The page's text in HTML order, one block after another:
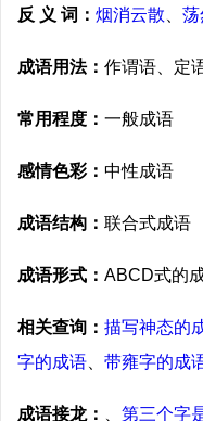
反 义 词： 烟消云散 荡
成语用法： 作谓语、定
常用程度： 一般成语
感情色彩： 中性成语
成语结构： 联合式成语
成语形式： ABCD式的
相关查询： 描写神态的
字的成语
带雍字的成
成语接龙： 第三个字